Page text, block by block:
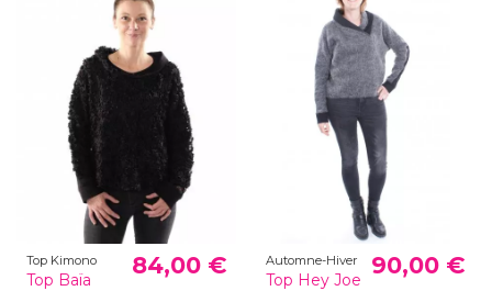
Top Kimono
Top Baïa
84,00 € Automne-Hiver
Top Hey Joe
90,00 €